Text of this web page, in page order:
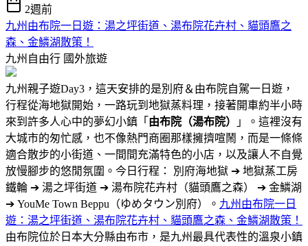
2週前
九州由布院一日遊：湯之坪街道、湯布院花卉村、貓頭鷹之
森、金鱗湖散策！
九州自由行 國外旅遊
九州親子遊Day3，這天安排的是別府＆由布院自駕一日遊，
行程從海地獄開始，一路玩到地獄蒸料理，接著開車約半小時
來到許多人心中的夢幻小鎮「 由布院（湯布院）
」。這裡沒有
大城市的匆忙感，也不像熱門商圈那樣擁擠喧鬧，而是一條條
適合散步的小街道、一間間充滿特色的小店，以及讓人不自覺
放慢腳步的悠閒氛圍。今日行程： 別府海地獄 ➔ 地獄蒸工房
鐵輪 ➔ 湯之坪街道 ➔ 湯布院花卉村（貓頭鷹之森） ➔ 金鱗湖
➔ YouMe Town Beppu（ゆめタウン別府）。 九州由布院一日
遊：湯之坪街道、湯布院花卉村、貓頭鷹之森、金鱗湖散策！
由布院位於日本大分縣由布市，是九州最具代表性的溫泉小鎮